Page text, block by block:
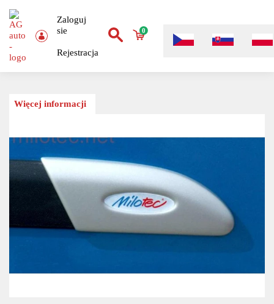
Zaloguj
sie
Rejestracja
0
Więcej informacji